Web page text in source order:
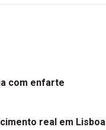
com enfarte
real em Lisboa